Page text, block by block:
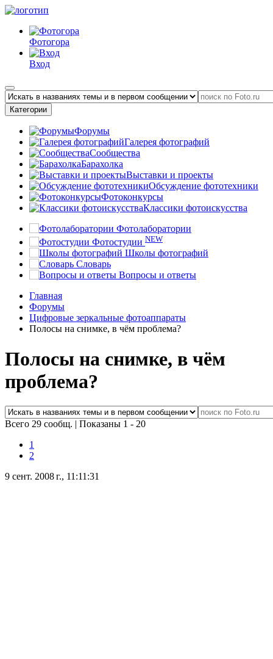
Фотогора
Вход
Категории
Форумы
Галерея фотографий
Сообщества
Барахолка
Выставки и проекты
Обсуждение фототехники
Фотоконкурсы
Классики фотоискусства
Фотолаборатории
Фотостудии NEW
Школы фотографий
Словарь
Вопросы и ответы
Главная
Форумы
Цифровые зеркальные фотоаппараты
Полосы на снимке, в чём проблема?
Полосы на снимке, в чём
проблема?
Всего 29 сообщ. | Показаны 1 - 20
1
2
9 сент. 2008 г., 11:11:31